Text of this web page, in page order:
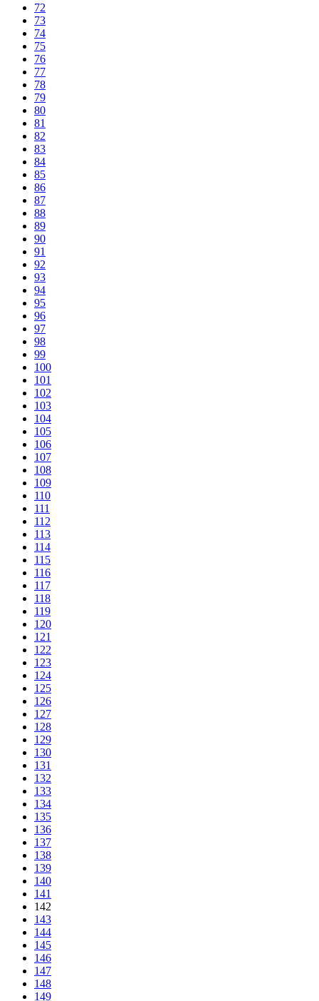
72
73
74
75
76
77
78
79
80
81
82
83
84
85
86
87
88
89
90
91
92
93
94
95
96
97
98
99
100
101
102
103
104
105
106
107
108
109
110
111
112
113
114
115
116
117
118
119
120
121
122
123
124
125
126
127
128
129
130
131
132
133
134
135
136
137
138
139
140
141
142
143
144
145
146
147
148
149